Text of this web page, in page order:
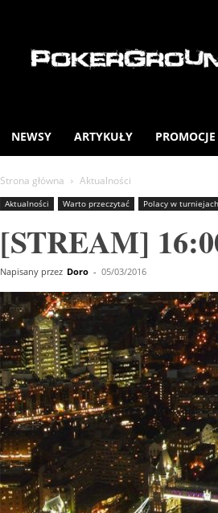
NEWSY ARTYKUŁY PROMOCJE
Strona główna Aktualności
Aktualności Warto przeczytać Polacy w turniejach
[STREAM]
Napisany przez Doro - 05/03/2016